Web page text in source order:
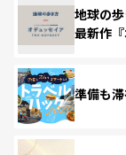
地球の
最新作『
準備も